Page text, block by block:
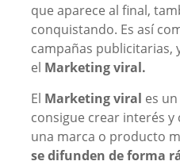
que aparece al final,
conquistando. Es así
campañas publicitarias,
el Marketing viral.
El Marketing viral es
consigue crear interés
una marca o producto
se difunden deforma